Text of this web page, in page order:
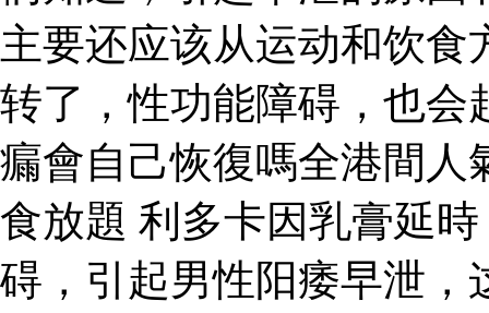
主要还应该从运动和饮
转了，性功能障碍，也会
瘺會自己恢復嗎全港間人
食放題 利多卡因乳膏延
碍，引起男性阳痿早泄，